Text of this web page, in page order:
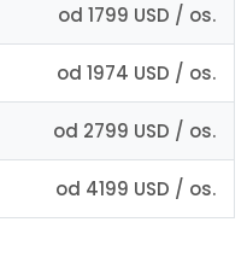
od 1799 USD / os.
od 1974 USD / os.
od 2799 USD / os.
od 4199 USD / os.